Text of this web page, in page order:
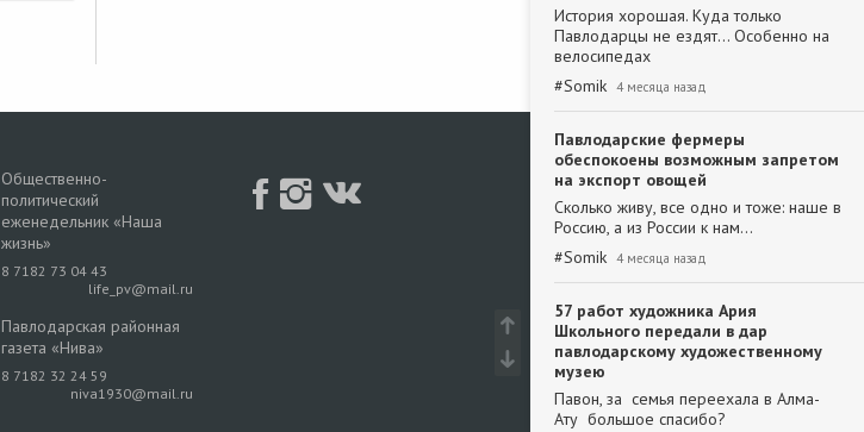
История хорошая. Куда только
Павлодарцы не ездят... Особенно на
велосипедах
#Somik 4 месяца назад
Павлодарские фермеры
обеспокоены возможным запретом
на экспорт овощей
Сколько живу, все одно и тоже: наше в
Россию, а из России к нам...
#Somik 4 месяца назад
57 работ художника Ария
Школьного передали в дар
павлодарскому художественному
музею
Павон, за семья переехала в Алма-
Ату большое спасибо?
Общественно-
политический
еженедельник «Наша
жизнь»
8 7182 73 04 43
life_pv@mail.ru
Павлодарская районная
газета «Нива»
8 7182 32 24 59
niva1930@mail.ru